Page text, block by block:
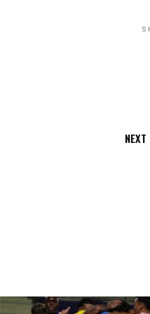
NEXT